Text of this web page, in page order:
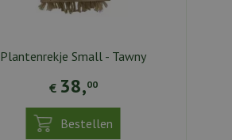
Plantenrekje Small - Tawny
€ 38,00
Bestellen